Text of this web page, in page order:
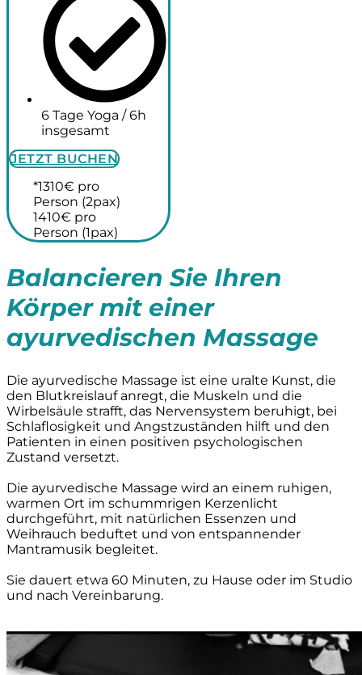
6 Tage Yoga / 6h
insgesamt
JETZT BUCHEN
*1310€ pro
Person (2pax)
1410€ pro
Person (1pax)
Balancieren Sie Ihren
Körper mit einer
ayurvedischen Massage
Die ayurvedische Massage ist eine uralte Kunst, die
den Blutkreislauf anregt, die Muskeln und die
Wirbelsäule strafft, das Nervensystem beruhigt, bei
Schlaflosigkeit und Angstzuständen hilft und den
Patienten in einen positiven psychologischen
Zustand versetzt.
Die ayurvedische Massage wird an einem ruhigen,
warmen Ort im schummrigen Kerzenlicht
durchgeführt, mit natürlichen Essenzen und
Weihrauch beduftet und von entspannender
Mantramusik begleitet.
Sie dauert etwa 60 Minuten, zu Hause oder im Studio
und nach Vereinbarung.